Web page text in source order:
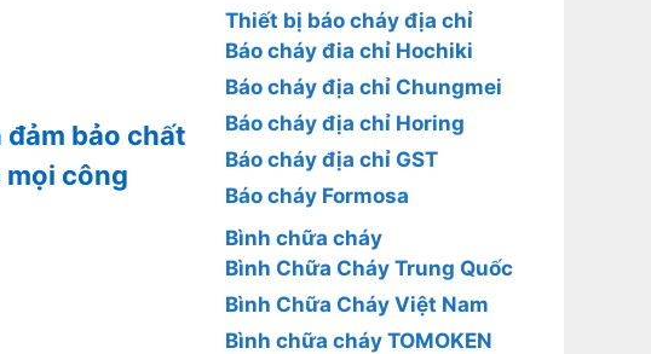
bảo chất
công
Thiết bị báo cháy địa chỉ
Báo cháy đia chỉ Hochiki
Báo cháy địa chỉ Chungmei
Báo cháy địa chỉ Horing
Báo cháy địa chỉ GST
Báo cháy Formosa
Bình chữa cháy
Bình Chữa Cháy Trung Quốc
Bình Chữa Cháy Việt Nam
Bình chữa cháy TOMOKEN